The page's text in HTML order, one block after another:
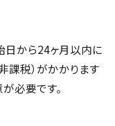
日から24ヶ月以内に
課税）がかかります
必要です。